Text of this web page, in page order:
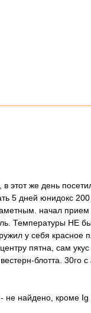
же день
5 дней юнидокс
начал
Температуры НЕ
у себя красное
пятна, сам
блотта. 30го
не найдено, кроме